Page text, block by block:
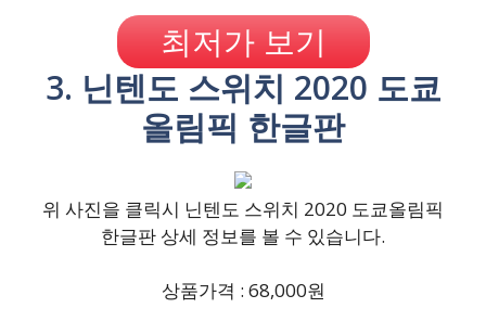
최저가 보기
3. 닌텐도 스위치 2020 도쿄
올림픽 한글판
위 사진을 클릭시 닌텐도 스위치 2020 도쿄올림픽
한글판 상세 정보를 볼 수 있습니다.
상품가격 : 68,000원